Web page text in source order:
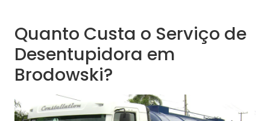
Quanto Custa o Serviço de
Desentupidora em
Brodowski?